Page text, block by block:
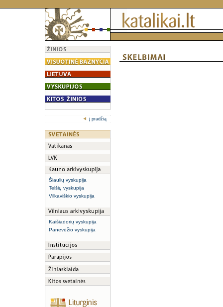
į pradžią
Šiaulių vyskupija
Telšių vyskupija
Vilkaviškio vyskupija
Kaišiadorių vyskupija
Panevėžio vyskupija